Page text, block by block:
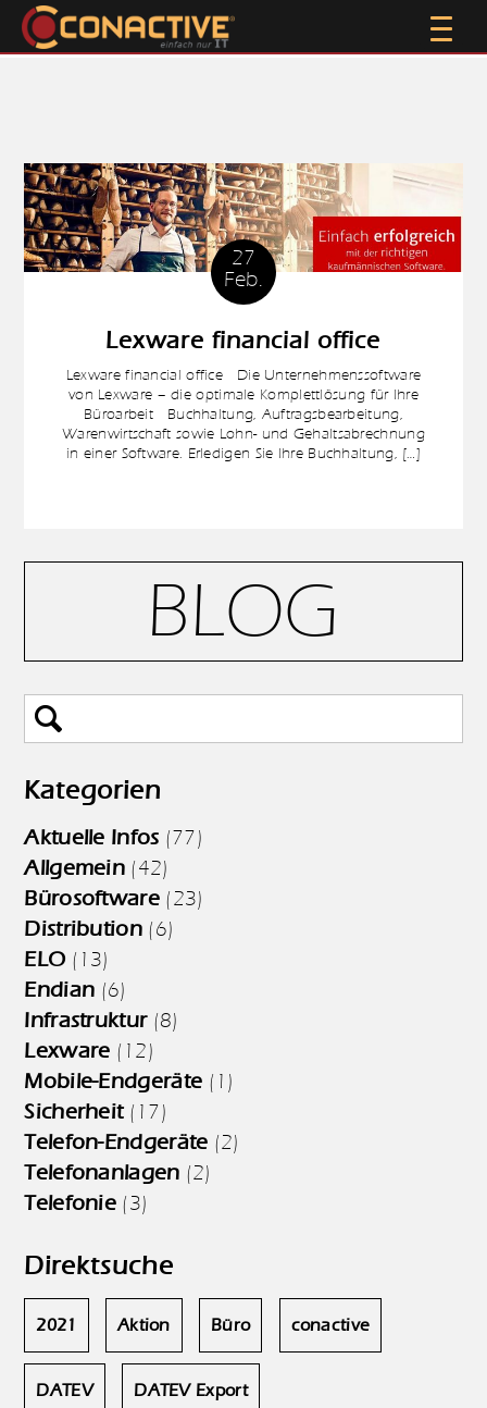
27
Feb.
Lexware financial office
Lexware financial office Die Unternehmenssoftware
von Lexware – die optimale Komplettlösung für Ihre
Büroarbeit Buchhaltung, Auftragsbearbeitung,
Warenwirtschaft sowie Lohn- und Gehaltsabrechnung
in einer Software. Erledigen Sie Ihre Buchhaltung, […]
BLOG
Kategorien
Aktuelle Infos (77)
Allgemein (42)
Bürosoftware (23)
Distribution (6)
ELO (13)
Endian (6)
Infrastruktur(8)
Lexware (12)
Mobile-Endgeräte (1)
Sicherheit(17)
Telefon-Endgeräte (2)
Telefonanlagen (2)
Telefonie (3)
Direktsuche
2021 Aktion Büro conactive
DATEV DATEV Export